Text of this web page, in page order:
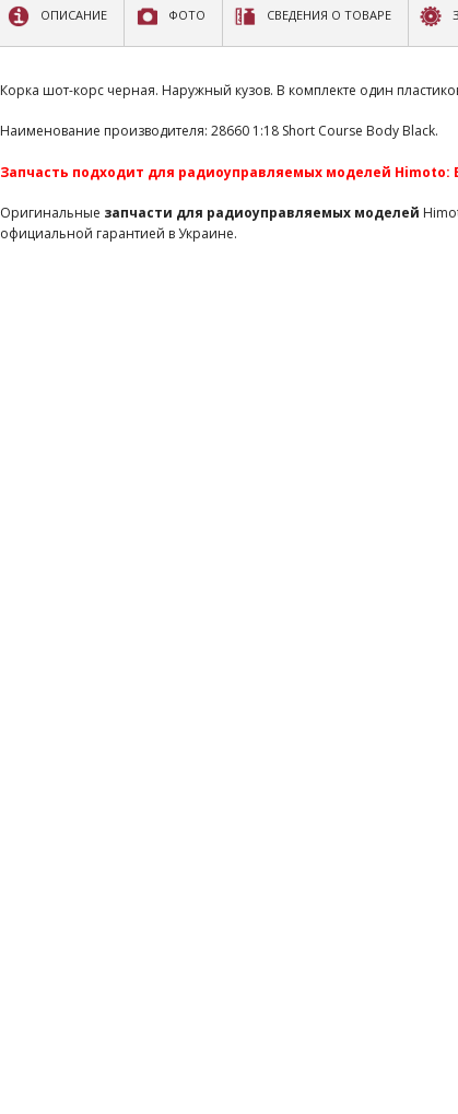
ОПИСАНИЕ ФОТО СВЕДЕНИЯ О ТОВАРЕ
Корка шот-корс черная. Наружный кузов. В комплекте один
Наименование производителя: 28660 1:18 Short Course Body Black.
Запчасть подходит для радиоуправляемых моделей Himoto:
Оригинальные запчасти для радиоуправляемых моделей
официальной гарантией в Украине.